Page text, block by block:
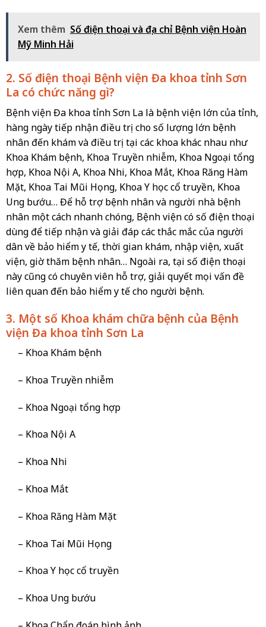
Xem thêm Số điện thoại và địa chỉ Bệnh viện Hoàn
Mỹ Minh Hải
2. Số điện thoại Bệnh viện Đa khoa tỉnh Sơn
La có chức năng gì?
Bệnh viện Đa khoa tỉnh Sơn La là bệnh viện lớn của tỉnh,
hàng ngày tiếp nhận điều trị cho số lượng lớn bệnh
nhân đến khám và điều trị tại các khoa khác nhau như
Khoa Khám bệnh, Khoa Truyền nhiễm, Khoa Ngoại tổng
hợp, Khoa Nội A, Khoa Nhi, Khoa Mắt, Khoa Răng Hàm
Mặt, Khoa Tai Mũi Họng, Khoa Y học cổ truyền, Khoa
Ung bướu… Để hỗ trợ bệnh nhân và người nhà bệnh
nhân một cách nhanh chóng, Bệnh viện có số điện thoại
dùng để tiếp nhận và giải đáp các thắc mắc của người
dân về bảo hiểm y tế, thời gian khám, nhập viện, xuất
viện, giờ thăm bệnh nhân… Ngoài ra, tại số điện thoại
này cũng có chuyên viên hỗ trợ, giải quyết mọi vấn đề
liên quan đến bảo hiểm y tế cho người bệnh.
3. Một số Khoa khám chữa bệnh của Bệnh
viện Đa khoa tỉnh Sơn La
– Khoa Khám bệnh
– Khoa Truyền nhiễm
– Khoa Ngoại tổng hợp
– Khoa Nội A
– Khoa Nhi
– Khoa Mắt
– Khoa Răng Hàm Mặt
– Khoa Tai Mũi Họng
– Khoa Y học cổ truyền
– Khoa Ung bướu